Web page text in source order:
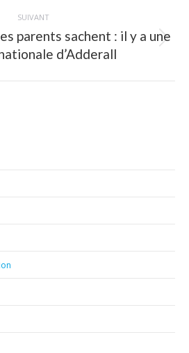
SUIVANT
Article
suivant
parents sachent : il y a une
d’Adderall